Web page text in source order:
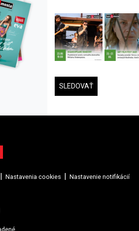
SLEDOVAŤ
Nastavenia cookies Nastavenie notifikácií